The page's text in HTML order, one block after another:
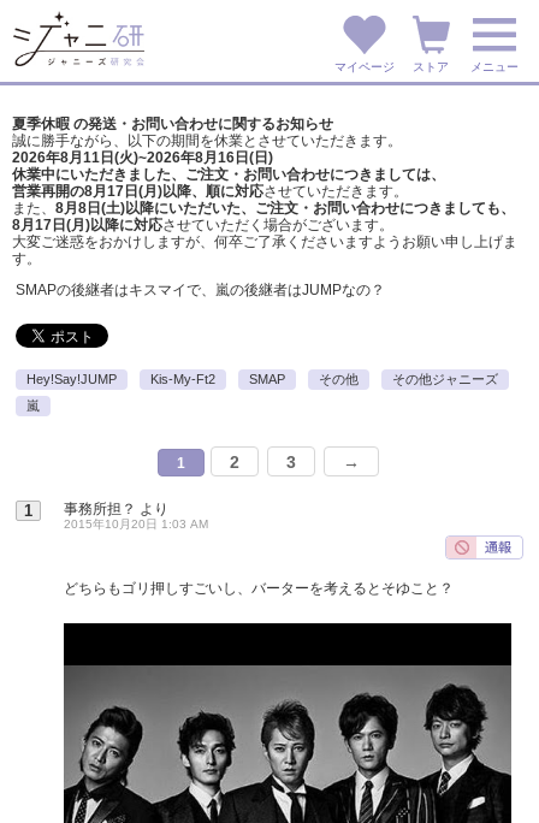
マイページ ストア メニュー
夏季休暇 の発送・お問い合わせに関するお知らせ
誠に勝手ながら、以下の期間を休業とさせていただきます。
2026年8月11日(火)~2026年8月16日(日)
休業中にいただきました、ご注文・お問い合わせにつきましては、
営業再開の8月17日(月)以降、順に対応させていただきます。
また、 8月8日(土)以降にいただいた、ご注文・ お問い合わせにつきましても、
8月17日(月)以降に対応させていただく場合がございます。
大変ご迷惑をおかけしますが、 何卒ご了承くださいますようお願い申し上げま
す。
SMAPの後継者はキスマイで、嵐の後継者はJUMPなの？
Hey!Say!JUMP Kis-My-Ft2 SMAP その他
その他ジャニーズ
嵐
1 2 3 →
1 事務所担？ より
2015年10月20日 1:03 AM
どちらもゴリ押しすごいし、バーターを考えるとそゆこと？